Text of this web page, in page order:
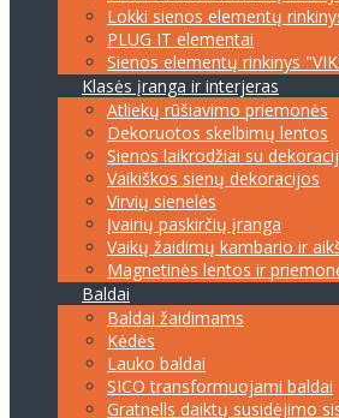
Lokki sienos elementų
PLUG IT elementai
Sienos elementų rinkinys
Klasės įranga ir interjeras
Atliekų rūšiavimo priemonės
Dekoruotos skelbimų lentos
Sienos laikrodžiai su
Vaikiškos sienų dekoracijos
Virvių sienelės
Įvairių paskirčių įranga
Vaikų žaidimų kambario ir
Magnetinės lentos ir
Baldai
Baldai žaidimams
Kėdės
Lauko baldai
SICO transformuojami baldai
Gratnells daiktų susidėjimo